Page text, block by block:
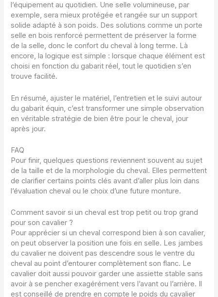
l’équipement au quotidien. Une selle volumineuse, par
exemple, sera mieux protégée et rangée sur un support
solide adapté à son poids. Des solutions comme un porte
selle en bois renforcé permettent de préserver la forme
de la selle, donc le confort du cheval à long terme. Là
encore, la logique est simple : lorsque chaque élément est
choisi en fonction du gabarit réel, tout le quotidien s’en
trouve facilité.
En résumé, ajuster le matériel, l’entretien et le suivi autour
du gabarit équin, c’est transformer une simple observation
en véritable stratégie de bien être pour le cheval, jour
après jour.
FAQ
Pour finir, quelques questions reviennent souvent au sujet
de la taille et de la morphologie du cheval. Elles permettent
de clarifier certains points clés avant d’aller plus loin dans
l’évaluation cheval ou le choix d’une future monture.
Comment savoir si un cheval est trop petit ou trop grand
pour son cavalier ?
Pour apprécier si un cheval correspond bien à son cavalier,
on peut observer la position une fois en selle. Les jambes
du cavalier ne doivent pas descendre sous le ventre du
cheval au point d’entourer complètement son flanc. Le
cavalier doit aussi pouvoir garder une assiette stable sans
avoir à se pencher exagérément vers l’avant ou l’arrière. Il
est conseillé de prendre en compte le poids du cavalier